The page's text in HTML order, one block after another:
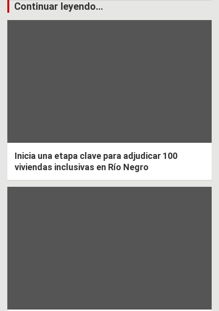
Continuar leyendo...
Inicia una etapa clave para adjudicar 100
viviendas inclusivas en Río Negro